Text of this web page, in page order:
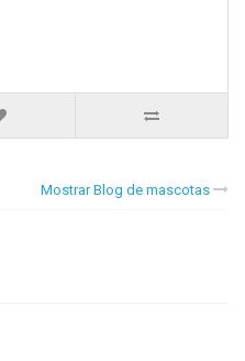
Mostrar Blog de mascotas